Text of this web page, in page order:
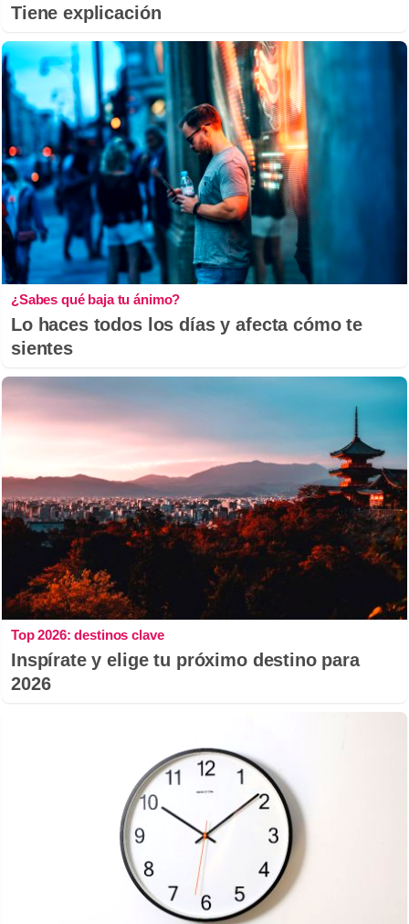
Tiene explicación
¿Sabes qué baja tu ánimo?
Lo haces todos los días y afecta cómo te
sientes
Top 2026: destinos clave
Inspírate y elige tu próximo destino para
2026